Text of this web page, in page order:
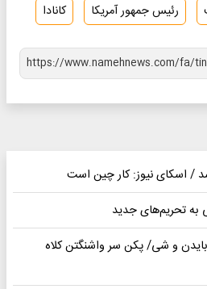
رئیس جمهور آمریکا کانادا
/ اسکای نیوز: کار چین است
به تحریم‌های جدید
و شی/ پکن سر واشنگتن کلاه